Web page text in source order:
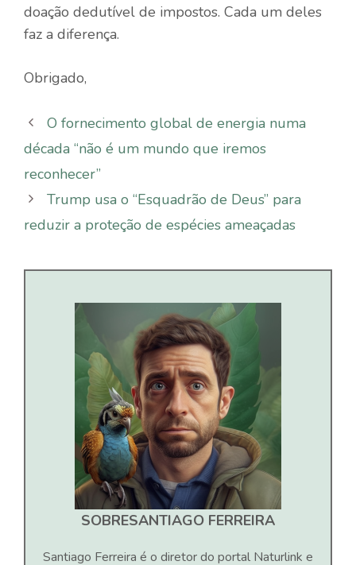
doação dedutível de impostos. Cada um deles
faz a diferença.
Obrigado,
O fornecimento global de energia numa
década “não é um mundo que iremos
reconhecer”
Trump usa o “Esquadrão de Deus” para
reduzir a proteção de espécies ameaçadas
SOBRESANTIAGO FERREIRA
Santiago Ferreira é o diretor do portal Naturlink e